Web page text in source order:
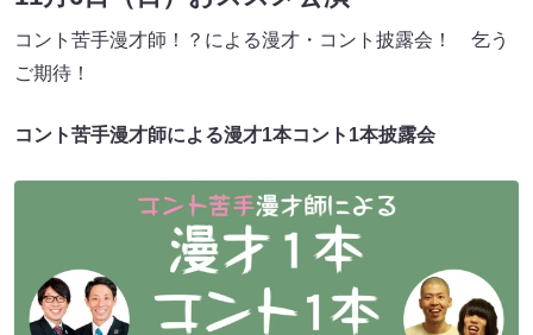
コント苦⼿漫才師！？による漫才・コント披露会！ 乞う
ご期待！
コント苦⼿漫才師による漫才1本コント1本披露会